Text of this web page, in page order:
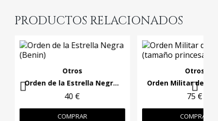
PRODUCTOS RELACIONADOS
Otros
Orden de la Estrella Negra (Benin)
40 €
COMPRAR
Otros
75 €
COMPRAR